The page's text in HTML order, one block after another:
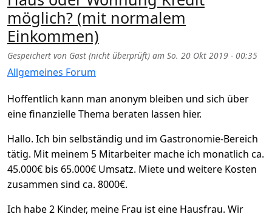
möglich? (mit normalem
Einkommen)
Gespeichert von Gast (nicht überprüft) am So. 20 Okt 2019 - 00:35
Allgemeines Forum
Hoffentlich kann man anonym bleiben und sich über
eine finanzielle Thema beraten lassen hier.
Hallo. Ich bin selbständig und im Gastronomie-Bereich
tätig. Mit meinem 5 Mitarbeiter mache ich monatlich ca.
45.000€ bis 65.000€ Umsatz. Miete und weitere Kosten
zusammen sind ca. 8000€.
Ich habe 2 Kinder, meine Frau ist eine Hausfrau. Wir